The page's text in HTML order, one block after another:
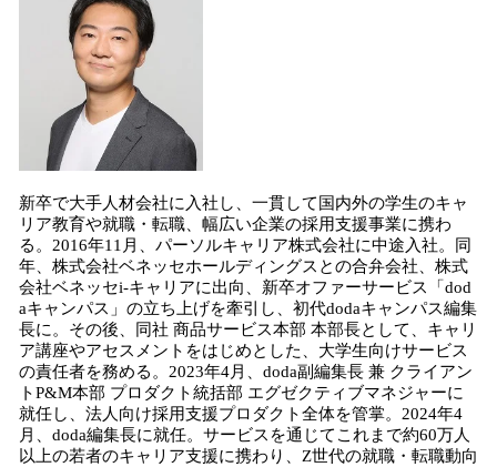
新卒で大手人材会社に入社し、一貫して国内外の学生のキャ
リア教育や就職・転職、幅広い企業の採用支援事業に携わ
る。2016年11月、パーソルキャリア株式会社に中途入社。同
年、株式会社ベネッセホールディングスとの合弁会社、株式
会社ベネッセi-キャリアに出向、新卒オファーサービス「dod
aキャンパス」の立ち上げを牽引し、初代dodaキャンパス編集
長に。その後、同社 商品サービス本部 本部長として、キャリ
ア講座やアセスメントをはじめとした、大学生向けサービス
の責任者を務める。2023年4月、doda副編集長 兼 クライアン
トP&M本部 プロダクト統括部 エグゼクティブマネジャーに
就任し、法人向け採用支援プロダクト全体を管掌。2024年4
月、doda編集長に就任。サービスを通じてこれまで約60万人
以上の若者のキャリア支援に携わり、Z世代の就職・転職動向